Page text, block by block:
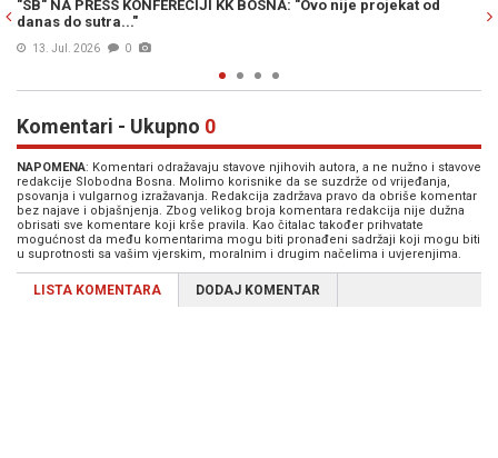
"Ovo nije projekat od
TVRDE DA SU IZGUBILI POLITIČKU
Bosna na čelu sa Barbarićem podnio
Komentari - Ukupno 0
NAPOMENA: Komentari odražavaju stavove njihovih autora, a ne nužno i stavove
redakcije Slobodna Bosna. Molimo korisnike da se suzdrže od vrijeđanja,
psovanja i vulgarnog izražavanja. Redakcija zadržava pravo da obriše komentar
bez najave i objašnjenja. Zbog velikog broja komentara redakcija nije dužna
obrisati sve komentare koji krše pravila. Kao čitalac također prihvatate
mogućnost da među komentarima mogu biti pronađeni sadržaji koji mogu biti
u suprotnosti sa vašim vjerskim, moralnim i drugim načelima i uvjerenjima.
LISTA KOMENTARA DODAJ KOMENTAR